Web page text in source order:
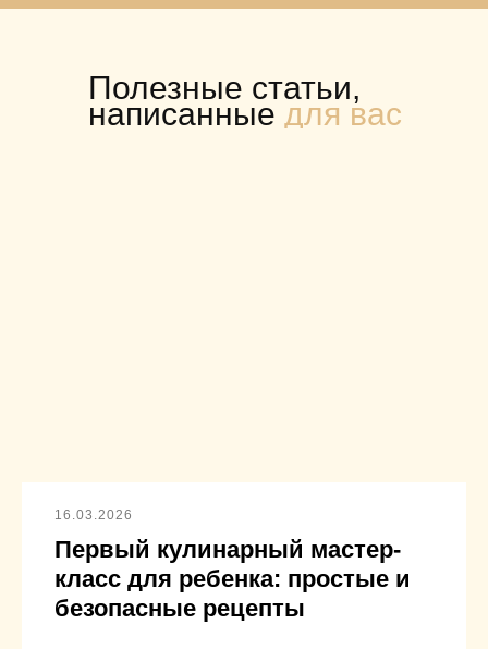
Полезные статьи,
написанные для вас
16.03.2026
Первый кулинарный мастер-
класс для ребенка: простые и
безопасные рецепты